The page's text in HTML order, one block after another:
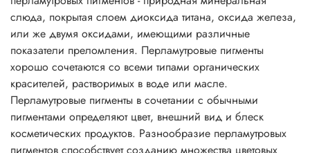
розовый лак с фиолетовым блеском. Продукция,
полученная таким способом, особенно эффектно
смотрится в прозрачной упаковке.
Перламутровые пигменты могут придать продукту
серебряный, золотой, металлический или «радужный»
блеск. Это зависит от размеров частиц и их концентрации
в перламутровых пигментах. Использование в шампунях
перламутровых пигментов на основе слюды создает
эффект радуги, недостижимый при использовании
слюда, покрытая слоем диоксида титана, оксида железа,
или же двумя оксидами, имеющими различные
показатели преломления. Перламутровые пигменты
хорошо сочетаются со всеми типами органических
красителей, растворимых в воде или масле.
Перламутровые пигменты в сочетании с обычными
пигментами определяют цвет, внешний вид и блеск
косметических продуктов. Разнообразие перламутровых
пигментов способствует созданию множества цветовых